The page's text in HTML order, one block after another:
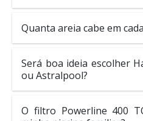
Quanta areia cabe em
Será boa ideia escolher
ou Astralpool?
O filtro Powerline 400